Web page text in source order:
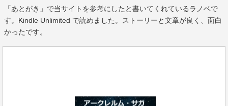
「あとがき」で当サイトを参考にしたと書いてくれているラノベで
す。Kindle Unlimited で読めました。ストーリーと文章が良く、面白
かったです。